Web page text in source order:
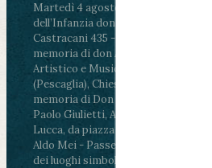
Martedì 4 agosto2026
ore 11:30 -
dell’Infanzia don Aldo Mei - Viale
Castracani 435 - Inaugurazione
memoria di don Aldo Mei curato
Artistico e Musicale “Passaglia”
(Pescaglia), Chiesa parrocchiale -
memoria di Don Aldo Mei celebrata
Paolo Giulietti, Arcivescovo di Lucca
Lucca, da piazza San Michele al
Aldo Mei - Passeggiata della
dei luoghi simbolo della città.